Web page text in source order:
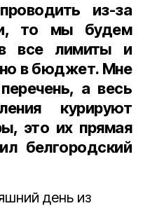
из-за
то мы будем
все лимиты и
в бюджет. Мне
а весь
курируют
это их прямая
белгородский
день из